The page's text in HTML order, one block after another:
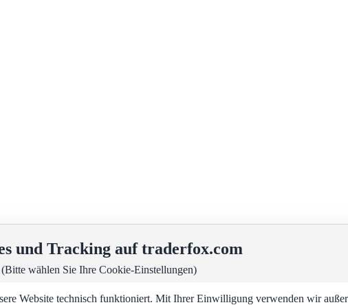
und Tracking auf traderfox.com
(Bitte wählen Sie Ihre Cookie-Einstellungen)
Website technisch funktioniert. Mit Ihrer Einwilligung verwenden wir